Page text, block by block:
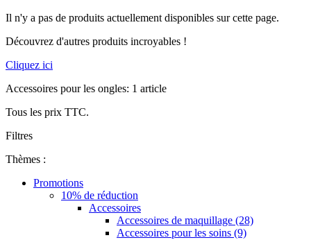
Il n'y a pas de produits actuellement disponibles sur cette page.
Découvrez d'autres produits incroyables !
Cliquez ici
Accessoires pour les ongles: 1 article
Tous les prix TTC.
Filtres
Thèmes :
Promotions
10% de réduction
Accessoires
Accessoires de maquillage (28)
Accessoires pour les soins (9)